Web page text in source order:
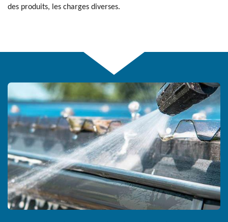
des produits, les charges diverses.